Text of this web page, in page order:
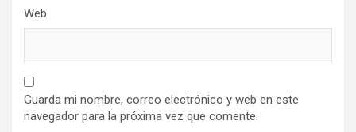
Web
Guarda mi nombre, correo electrónico y web en este
navegador para la próxima vez que comente.